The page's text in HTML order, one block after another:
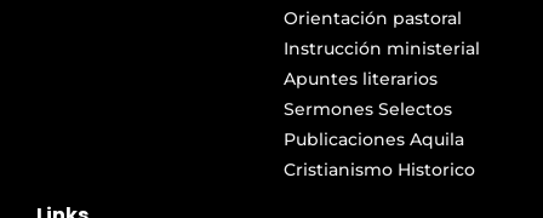
Orientación pastoral
Instrucción ministerial
Apuntes literarios
Sermones Selectos
Publicaciones Aquila
Cristianismo Historico